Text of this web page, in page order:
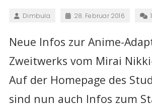
Dimbula 28. Februar 2016
Neue Infos zur Anime-
Zweitwerks vom Mirai
Auf der Homepage des
sind nun auch Infos zum